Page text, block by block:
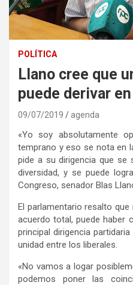
POLÍTICA
Llano cree que
puede derivar
09/07/2019 agenda
«Yo soy absolutamente
temprano y eso se nota en
pide a su dirigencia que se
diversidad, y se puede
Congreso, senador Blas
El parlamentario resalto
acuerdo total, puede haber
principal dirigencia
unidad entre los liberales.
«No vamos a logar
podemos poner las